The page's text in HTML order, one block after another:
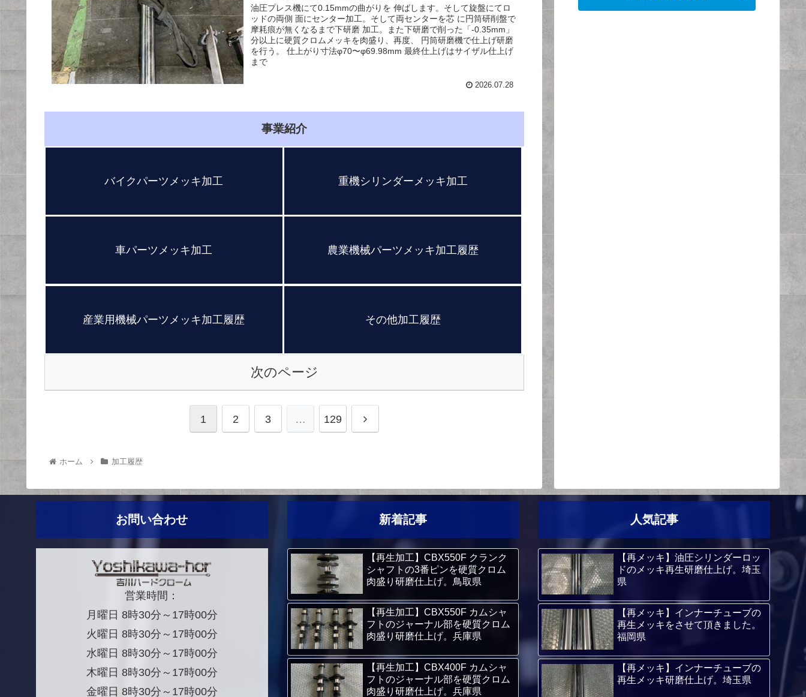
油圧プレス機にて0.15mmの曲がりを 伸ばします。そして旋盤にてロ
ッドの両側 面にセンター加工。そして両センターを芯 に円筒研削盤で
摩耗痕が無くなるまで下研磨 加工。また下研磨で削った「-0.35mm」
分以上に硬質クロムメッキを肉盛り、再度、 円筒研磨機で仕上げ研磨
を行う。 仕上がり寸法φ70〜φ69.98mm 最終仕上げはサイザル仕上げ
まで
2026.07.28
事業紹介
バイクパーツメッキ加工 重機シリンダーメッキ加工
車パーツメッキ加工 農業機械パーツメッキ加工履歴
産業用機械パーツメッキ加工履歴 その他加工履歴
次のページ
1 2 3 … 129
ホーム 加工履歴
お問い合わせ
営業時間：
月曜日 8時30分～17時00分
火曜日 8時30分～17時00分
水曜日 8時30分～17時00分
木曜日 8時30分～17時00分
金曜日 8時30分～17時00分
新着記事
【再生加工】CBX550F クランク
シャフトの3番ピンを硬質クロム
肉盛り研磨仕上げ。鳥取県
【再生加工】CBX550F カムシャ
フトのジャーナル部を硬質クロム
肉盛り研磨仕上げ。兵庫県
【再生加工】CBX400F カムシャ
フトのジャーナル部を硬質クロム
肉盛り研磨仕上げ。兵庫県
人気記事
【再メッキ】油圧シリンダーロッ
ドのメッキ再生研磨仕上げ。埼玉
県
【再メッキ】インナーチューブの
再生メッキをさせて頂きました。
福岡県
【再メッキ】インナーチューブの
再生メッキ研磨仕上げ。埼玉県